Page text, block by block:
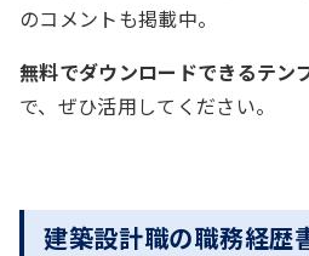
のコメントも掲載中。
無料でダウンロードできるテン
で、ぜひ活用してください。
建築設計職の職務経歴